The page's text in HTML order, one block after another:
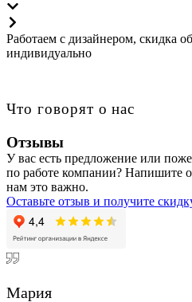
Работаем с дизайнером, скидка
индивидуально
Что говорят о нас
Отзывы
У вас есть предложение или
по работе компании? Напишите
нам это важно.
Оставьте отзыв и получите
Мария